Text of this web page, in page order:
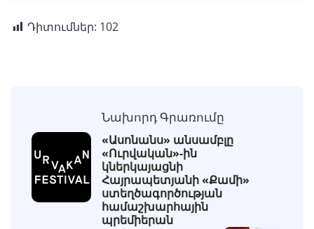
Դիտումներ: 102
Նախորդ Գրառումը
«Ասոնանս» անսամբլը
«Ուրվական»-ին
կներկայացնի
Հայրապետյանի «Քամի»
ստեղծագործության
համաշխարհային
պրեմիերան